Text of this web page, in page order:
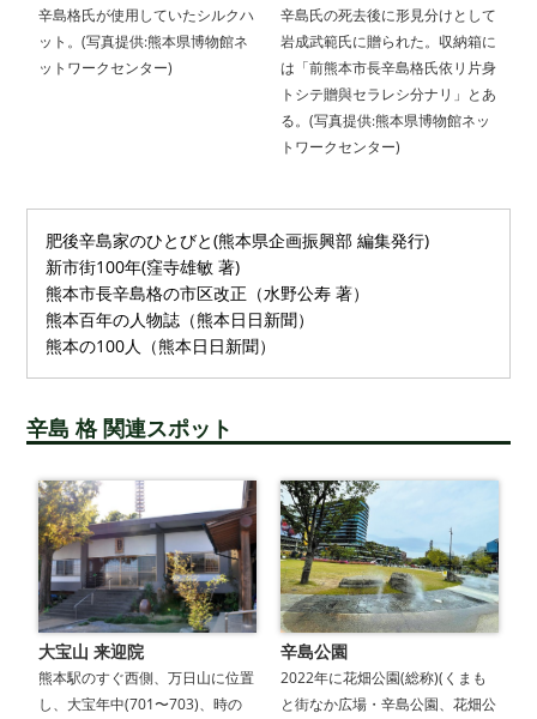
辛島格氏が使用していたシルクハ
ット。(写真提供:熊本県博物館ネ
ットワークセンター)
辛島氏の死去後に形見分けとして
岩成武範氏に贈られた。収納箱に
は「前熊本市長辛島格氏依リ片身
トシテ贈與セラレシ分ナリ」とあ
る。(写真提供:熊本県博物館ネッ
トワークセンター)
肥後辛島家のひとびと(熊本県企画振興部 編集発行)
新市街100年(窪寺雄敏 著)
熊本市長辛島格の市区改正（水野公寿 著）
熊本百年の人物誌（熊本日日新聞）
熊本の100人（熊本日日新聞）
辛島 格 関連スポット
大宝山 来迎院
熊本駅のすぐ西側、万日山に位置
し、大宝年中(701〜703)、時の
辛島公園
2022年に花畑公園(総称)(くまも
と街なか広場・辛島公園、花畑公